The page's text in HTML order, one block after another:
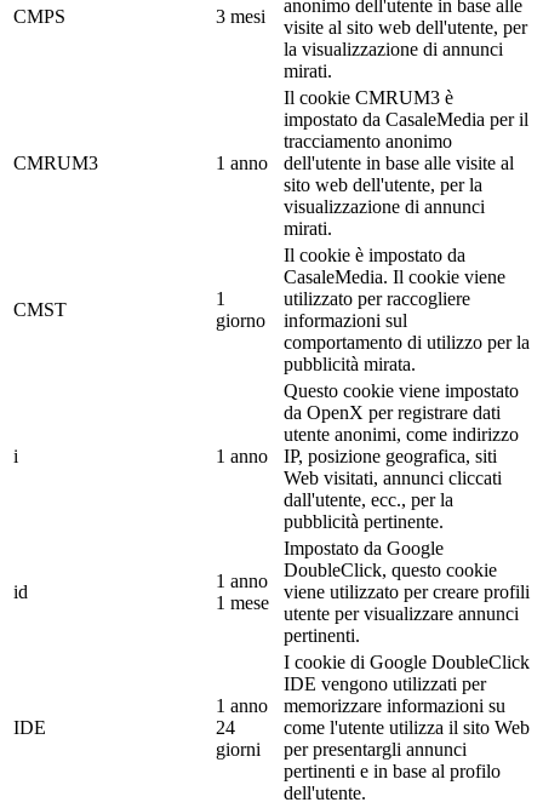
CMPS 3 mesi
anonimo dell'utente in base alle
visite al sito web dell'utente, per
la visualizzazione di annunci
mirati.
CMRUM3 1 anno
Il cookie CMRUM3 è
impostato da CasaleMedia per il
tracciamento anonimo
dell'utente in base alle visite al
sito web dell'utente, per la
visualizzazione di annunci
mirati.
CMST
1
giorno
Il cookie è impostato da
CasaleMedia. Il cookie viene
utilizzato per raccogliere
informazioni sul
comportamento di utilizzo per la
pubblicità mirata.
i 1 anno
Questo cookie viene impostato
da OpenX per registrare dati
utente anonimi, come indirizzo
IP, posizione geografica, siti
Web visitati, annunci cliccati
dall'utente, ecc., per la
pubblicità pertinente.
id
1 anno
1 mese
Impostato da Google
DoubleClick, questo cookie
viene utilizzato per creare profili
utente per visualizzare annunci
pertinenti.
IDE
1 anno
24
giorni
I cookie di Google DoubleClick
IDE vengono utilizzati per
memorizzare informazioni su
come l'utente utilizza il sito Web
per presentargli annunci
pertinenti e in base al profilo
dell'utente.